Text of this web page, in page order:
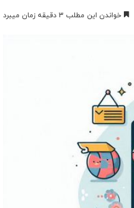
خواندن این مطلب 3 دقیقه زمان میبرد